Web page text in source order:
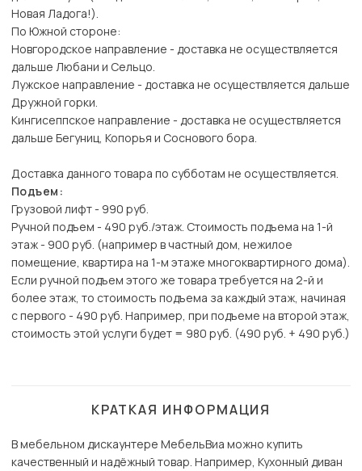
Новая Ладога!).
По Южной стороне:
Новгородское направление - доставка не осуществляется
дальше Любани и Сельцо.
Лужское направление - доставка не осуществляется дальше
Дружной горки.
Кингисеппское направление - доставка не осуществляется
дальше Бегуниц, Копорья и Соснового бора.
Доставка данного товара по субботам не осуществляется.
Подъем:
Грузовой лифт - 990 руб.
Ручной подъем - 490 руб./этаж. Стоимость подъема на 1-й
этаж - 900 руб. (например в частный дом, нежилое
помещение, квартира на 1-м этаже многоквартирного дома).
Если ручной подъем этого же товара требуется на 2-й и
более этаж, то стоимость подъема за каждый этаж, начиная
с первого - 490 руб. Например, при подъеме на второй этаж,
стоимость этой услуги будет = 980 руб. (490 руб. + 490 руб.)
КРАТКАЯ ИНФОРМАЦИЯ
В мебельном дискаунтере МебельВиа можно купить
качественный и надёжный товар. Например, Кухонный диван